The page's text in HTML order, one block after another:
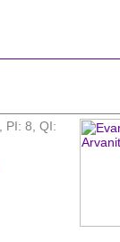
PI: 8 QI: